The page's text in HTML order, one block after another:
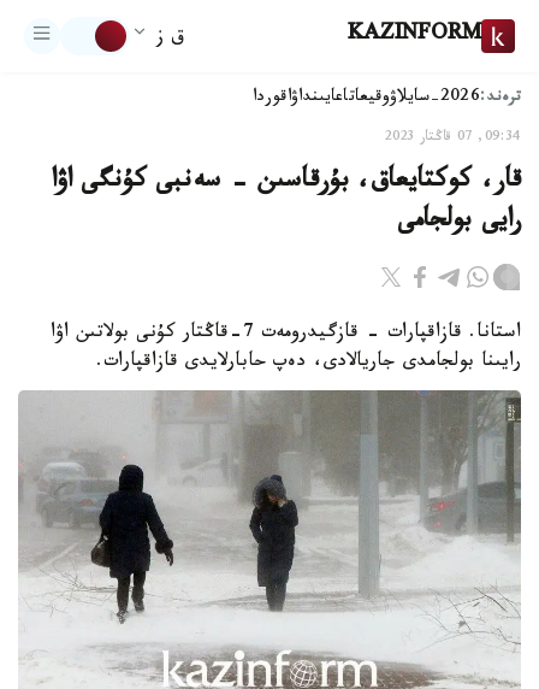
KAZINFORM ق ز
ترەند:2026-سايلاۋ وقيعاتاعايىنداۋاقوردا
09:34, 07 قاڭتار 2023
قار، كوكتايعاق، بۇرقاسىن - سەنبى كۇنگى اۋا
رايى بولجامى
استانا. قازاقپارات - قازگيدرومەت 7-قاڭتار كۇنى بولاتىن اۋا
رايىنا بولجامدى جاريالادى، دەپ حابارلايدى قازاقپارات.